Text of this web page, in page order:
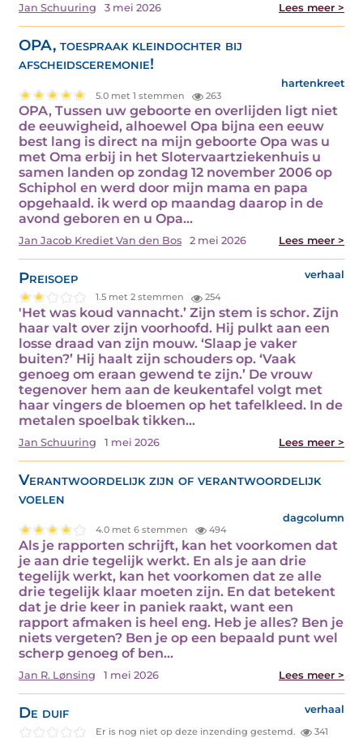
Jan Schuuring 3 mei 2026 Lees meer >
OPA, toespraak kleindochter bij
afscheidsceremonie!
hartenkreet
5.0 met 1 stemmen 263
OPA, Tussen uw geboorte en overlijden ligt niet
de eeuwigheid, alhoewel Opa bijna een eeuw
best lang is direct na mijn geboorte Opa was u
met Oma erbij in het Slotervaartziekenhuis u
samen landen op zondag 12 november 2006 op
Schiphol en werd door mijn mama en papa
opgehaald. ik werd op maandag daarop in de
avond geboren en u Opa…
Jan Jacob Krediet Van den Bos 2 mei 2026 Lees meer >
Preisoep verhaal
1.5 met 2 stemmen 254
'Het was koud vannacht.’ Zijn stem is schor. Zijn
haar valt over zijn voorhoofd. Hij pulkt aan een
losse draad van zijn mouw. ‘Slaap je vaker
buiten?’ Hij haalt zijn schouders op. ‘Vaak
genoeg om eraan gewend te zijn.’ De vrouw
tegenover hem aan de keukentafel volgt met
haar vingers de bloemen op het tafelkleed. In de
metalen spoelbak tikken…
Jan Schuuring 1 mei 2026 Lees meer >
Verantwoordelijk zijn of verantwoordelijk
voelen
dagcolumn
4.0 met 6 stemmen 494
Als je rapporten schrijft, kan het voorkomen dat
je aan drie tegelijk werkt. En als je aan drie
tegelijk werkt, kan het voorkomen dat ze alle
drie tegelijk klaar moeten zijn. En dat betekent
dat je drie keer in paniek raakt, want een
rapport afmaken is heel eng. Heb je alles? Ben je
niets vergeten? Ben je op een bepaald punt wel
scherp genoeg of ben…
Jan R. Lønsing 1 mei 2026 Lees meer >
De duif verhaal
Er is nog niet op deze inzending gestemd. 341